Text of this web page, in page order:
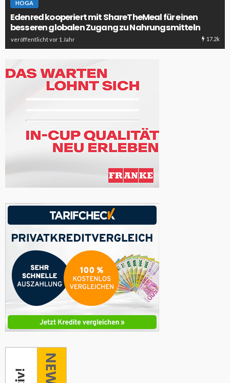
HOGA
Edenred kooperiert mit ShareTheMeal für einen
besseren globalen Zugang zu Nahrungsmitteln
veröffentlicht vor 1 Jahr 17.2k